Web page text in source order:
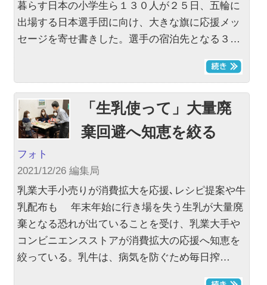
暮らす日本の小学生ら１３０人が２５日、五輪に
出場する日本選手団に向け、大きな旗に応援メッ
セージを寄せ書きした。選手の宿泊先となる３…
「生乳使って」大量廃
棄回避へ知恵を絞る
フォト
2021/12/26 編集局
乳業大手小売りが消費拡大を応援､レシピ提案や牛
乳配布も 年末年始に行き場を失う生乳が大量廃
棄となる恐れが出ていることを受け、乳業大手や
コンビニエンスストアが消費拡大の応援へ知恵を
絞っている。乳牛は、病気を防ぐため毎日搾…